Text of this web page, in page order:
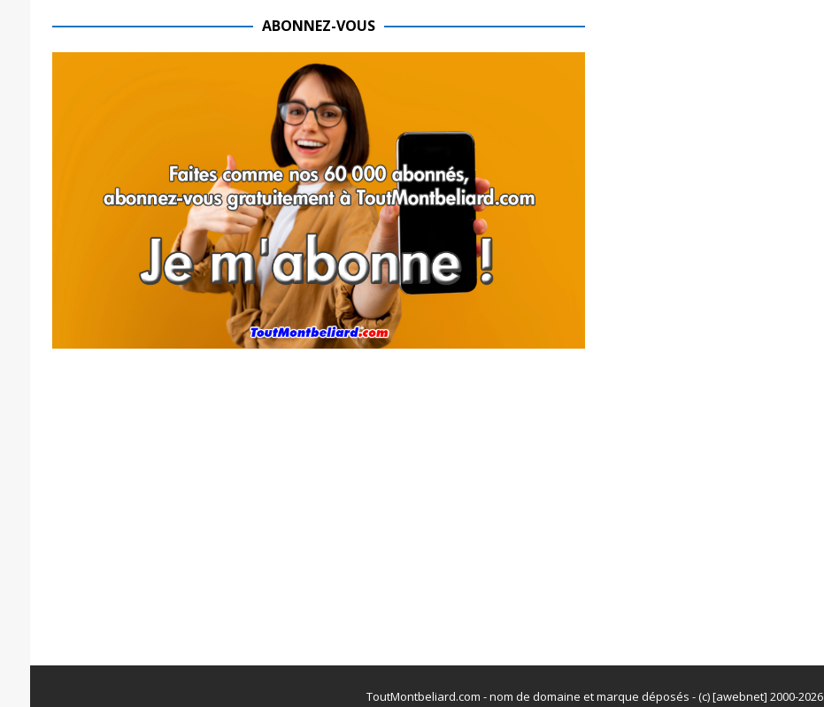
ABONNEZ-VOUS
ToutMontbeliard.com - nom de domaine et marque déposés - (c) [awebnet] 2000-2026